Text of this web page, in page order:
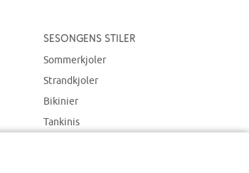
Sesongens stiler
Sommerkjoler
Strandkjoler
Bikinier
Tankinis